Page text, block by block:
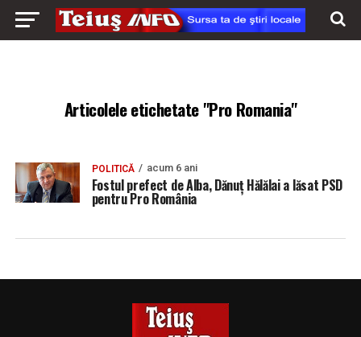
Articolele etichetate "Pro Romania"
POLITICĂ acum 6 ani
Fostul prefect de Alba, Dănuț Hălălai a lăsat PSD
pentru Pro România